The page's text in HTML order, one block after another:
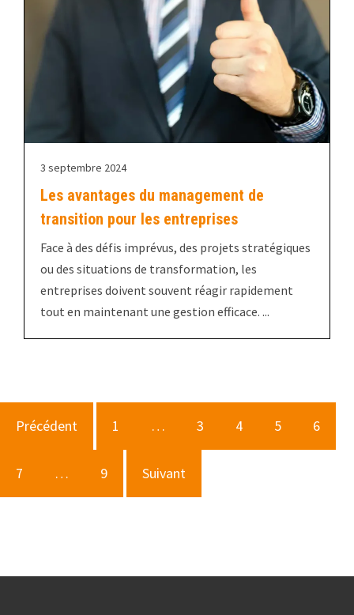
3 septembre 2024
Les avantages du management de
transition pour les entreprises
Face à des défis imprévus, des projets stratégiques
ou des situations de transformation, les
entreprises doivent souvent réagir rapidement
tout en maintenant une gestion efficace. ...
Précédent 1 … 3 4 5 6
7 … 9 Suivant